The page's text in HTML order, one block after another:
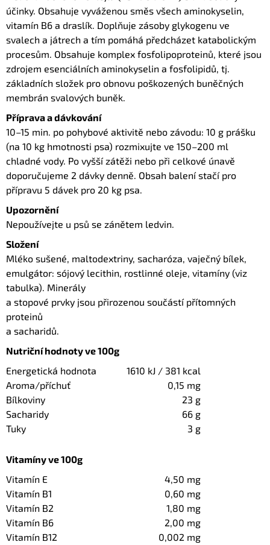
účinky. Obsahuje vyváženou směs všech aminokyselin,
vitamín B6 a draslík. Doplňuje zásoby glykogenu ve
svalech a játrech a tím pomáhá předcházet katabolickým
procesům. Obsahuje komplex fosfolipoproteinů, které jsou
zdrojem esenciálních aminokyselin a fosfolipidů, tj.
základních složek pro obnovu poškozených buněčných
membrán svalových buněk.
Příprava a dávkování
10–15 min. po pohybové aktivitě nebo závodu: 10 g prášku
(na 10 kg hmotnosti psa) rozmixujte ve 150–200 ml
chladné vody. Po vyšší zátěži nebo při celkové únavě
doporučujeme 2 dávky denně. Obsah balení stačí pro
přípravu 5 dávek pro 20 kg psa.
Upozornění
Nepoužívejte u psů se zánětem ledvin.
Složení
Mléko sušené, maltodextriny, sacharóza, vaječný bílek,
emulgátor: sójový lecithin, rostlinné oleje, vitamíny (viz
tabulka). Minerály
a stopové prvky jsou přirozenou součástí přítomných
proteinů
a sacharidů.
Nutriční hodnoty ve 100g
Energetická hodnota
1610 kJ / 381 kcal
Aroma/příchuť
0,15 mg
Bílkoviny
23 g
Sacharidy
66 g
Tuky
3 g
Vitamíny ve 100g
Vitamín E
4,50 mg
Vitamín B1
0,60 mg
Vitamín B2
1,80 mg
Vitamín B6
2,00 mg
Vitamín B12
0,002 mg